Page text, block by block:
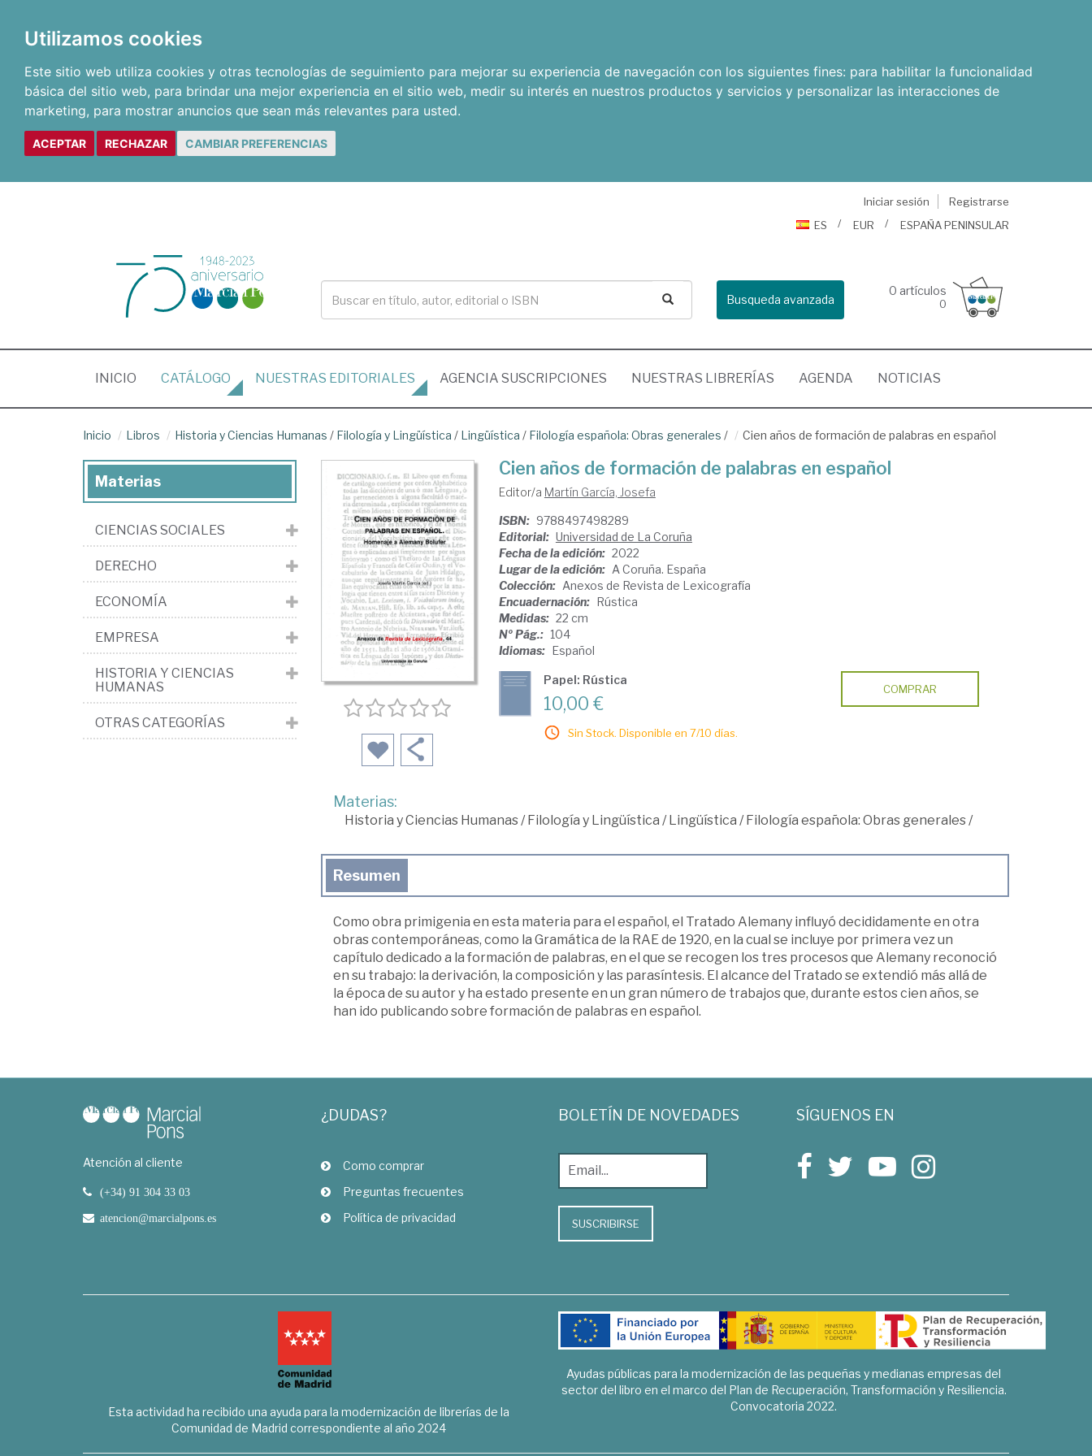
Utilizamos cookies
Este sitio web utiliza cookies y otras tecnologías de seguimiento para mejorar su experiencia de navegación con los siguientes fines: para habilitar la funcionalidad
básica del sitio web, para brindar una mejor experiencia en el sitio web, medir su interés en nuestros productos y servicios y personalizar las interacciones de
marketing, para mostrar anuncios que sean más relevantes para usted.
ACEPTAR RECHAZAR CAMBIAR PREFERENCIAS
Iniciar sesión
Registrarse
ES
EUR ESPAÑA PENINSULAR
Busqueda avanzada
0 artículos
0
INICIO (CURRENT)
CATÁLOGO NUESTRAS EDITORIALES AGENCIA SUSCRIPCIONES NUESTRAS LIBRERÍAS AGENDA NOTICIAS
Inicio Libros Historia y Ciencias Humanas / Filología y Lingüística / Lingüística / Filología española: Obras generales / Cien años de formación de palabras en español
Cien años de formación de palabras en español
Editor/a Martín García, Josefa
ISBN: 9788497498289
Editorial: Universidad de La Coruña
Fecha de la edición: 2022
Lugar de la edición: A Coruña. España
Colección: Anexos de Revista de Lexicografía
Encuadernación: Rústica
Medidas: 22 cm
Nº Pág.: 104
Idiomas: Español
Papel: Rústica
10,00 €
Sin Stock. Disponible en 7/10 días.
COMPRAR
Materias:
Historia y Ciencias Humanas/ Filología y Lingüística / Lingüística / Filología española: Obras generales/
Resumen
Como obra primigenia en esta materia para el español, el Tratado Alemany influyó decididamente en otra
obras contemporáneas, como la Gramática de la RAE de 1920, en la cual se incluye por primera vez un
capítulo dedicado a la formación de palabras, en el que se recogen los tres procesos que Alemany reconoció
en su trabajo: la derivación, la composición y las parasíntesis. El alcance del Tratado se extendió más allá de
la época de su autor y ha estado presente en un gran número de trabajos que, durante estos cien años, se
han ido publicando sobre formación de palabras en español.
Materias
CIENCIAS SOCIALES
DERECHO
ECONOMÍA
EMPRESA
HISTORIA Y CIENCIAS
HUMANAS
OTRAS CATEGORÍAS
Atención al cliente
(+34) 91 304 33 03
atencion@marcialpons.es
¿DUDAS?
Como comprar
Preguntas frecuentes
Política de privacidad
BOLETÍN DE NOVEDADES
SUSCRIBIRSE
SÍGUENOS EN
Esta actividad ha recibido una ayuda para la modernización de librerías de la
Comunidad de Madrid correspondiente al año 2024
Ayudas públicas para la modernización de las pequeñas y medianas empresas del
sector del libro en el marco del Plan de Recuperación, Transformación y Resiliencia.
Convocatoria 2022.